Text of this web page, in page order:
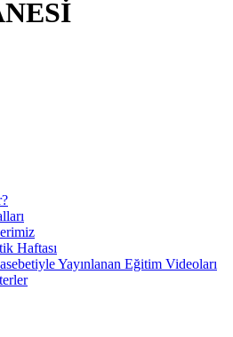
Haftası
Yayınlanan Eğitim Videoları